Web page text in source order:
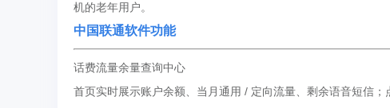
机的老年用户。
中国联通软件功能
话费流量余量查询中心
首页实时展示账户余额、当月通用 / 定向流量、剩余语音短信